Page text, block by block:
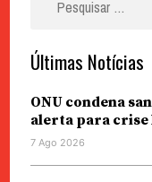
Últimas Notícias
ONU condena
alerta para
7 Ago 2026